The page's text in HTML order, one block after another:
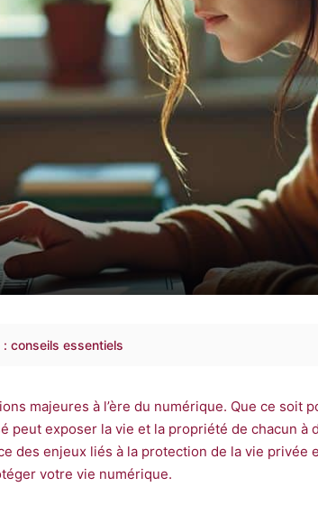
conseils essentiels
majeures à l’ère du numérique. Que ce
exposer la vie et la propriété de chacun
des enjeux liés à la protection de la vie
votre vie numérique.